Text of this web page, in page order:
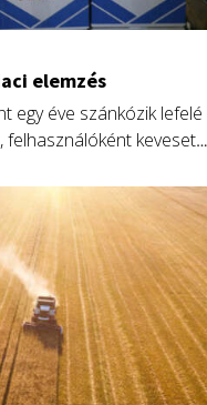
elemzés
egy éve szánkózik lefelé
felhasználóként keveset
illetően, a